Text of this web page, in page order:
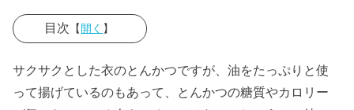
目次 【開く 】
› トンカツの糖
質とカロリー
サクサクとした衣のとんかつですが、油をたっぷりと使
って揚げているのもあって、とんかつの糖質やカロリー